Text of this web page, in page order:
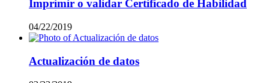
Imprimir o validar Certificado de Habilidad
04/22/2019
Actualización de datos